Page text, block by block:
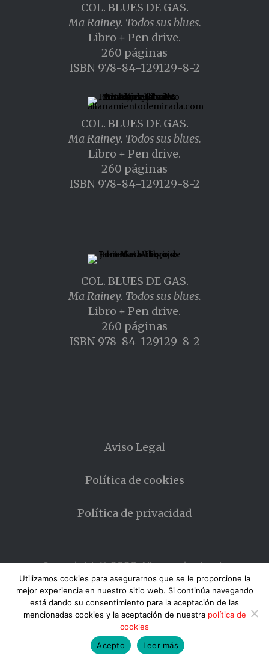
Envíos: España gratuito - Europa 10 € - Resto del
COL. BLUES DE GAS.
Ma Rainey. Todos sus blues.
Libro + Pen drive.
260 páginas
ISBN 978-84-129129-8-2
COL. BLUES DE GAS.
Ma Rainey. Todos sus blues.
Libro + Pen drive.
260 páginas
ISBN 978-84-129129-8-2
COL. BLUES DE GAS.
Ma Rainey. Todos sus blues.
Libro + Pen drive.
260 páginas
ISBN 978-84-129129-8-2
Aviso Legal
Política de cookies
Política de privacidad
Copyright © 2026 Allanamiento de
MIrada
Utilizamos cookies para asegurarnos que se le proporcione la
mejor experiencia en nuestro sitio web. Si continúa navegando
está dando su consentimiento para la aceptación de las
mencionadas cookies y la aceptación de nuestra política de
cookies
Acepto
Leer más